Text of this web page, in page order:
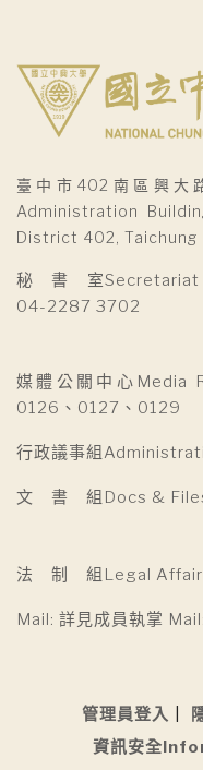
臺中市402南區興大
Administration
District 402, Taichung
秘 書 室Secretariat
04-2287 3702
媒體公關中心Media
0126、0127、0129
行政議事組
文 書 組Docs &
法 制 組Legal
Mail: 詳見成員執掌
管理員登入
資訊安全